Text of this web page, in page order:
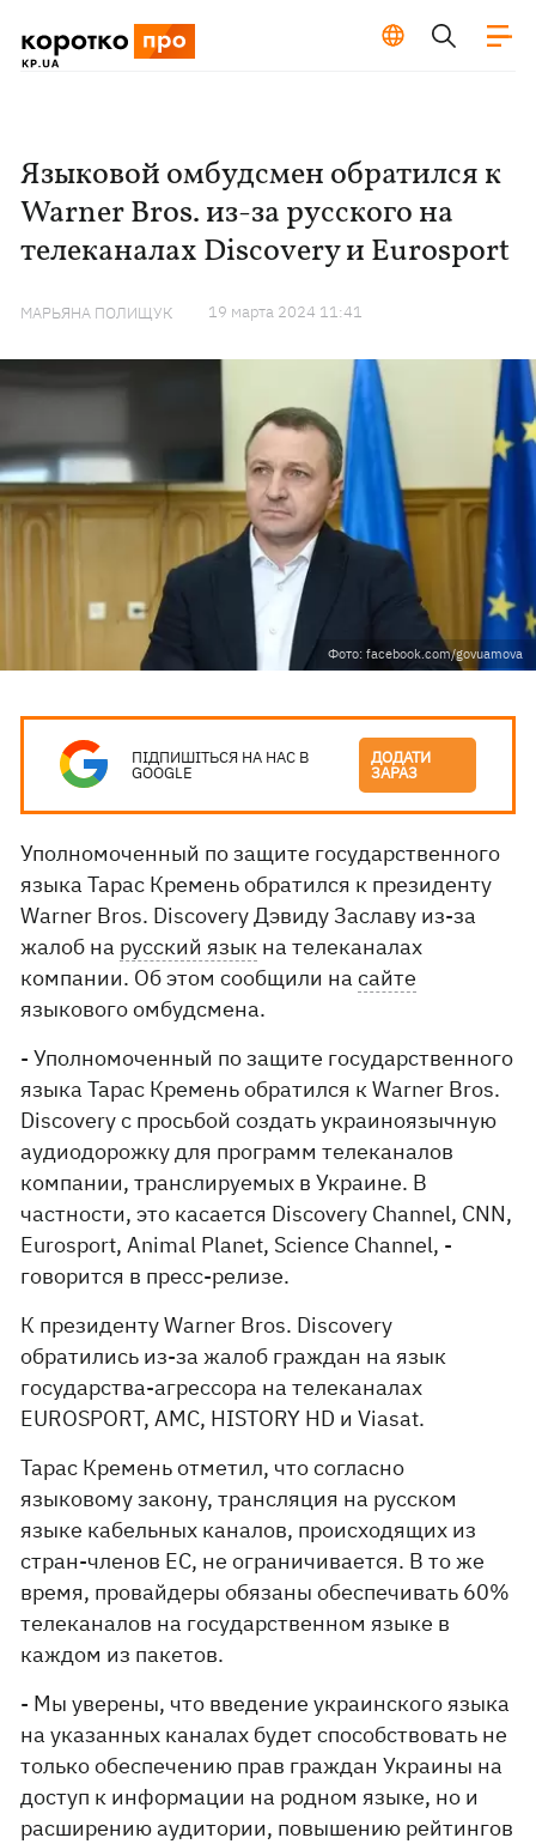
Языковой омбудсмен обратился к
Warner Bros. из-за русского на
телеканалах Discovery и Eurosport
МАРЬЯНА ПОЛИЩУК 19 марта 2024 11:41
Фото: facebook.com/govuamova
ПІДПИШІТЬСЯ НА НАС В
GOOGLE
ДОДАТИ
ЗАРАЗ
Уполномоченный по защите государственного
языка Тарас Кремень обратился к президенту
Warner Bros. Discovery Дэвиду Заславу из-за
жалоб на русский язык на телеканалах
компании. Об этом сообщили насайте
языкового омбудсмена.
- Уполномоченный по защите государственного
языка Тарас Кремень обратился к Warner Bros.
Discovery с просьбой создать украиноязычную
аудиодорожку для программ телеканалов
компании, транслируемых в Украине. В
частности, это касается Discovery Channel, CNN,
Eurosport, Animal Planet, Science Channel, -
говорится в пресс-релизе.
К президенту Warner Bros. Discovery
обратились из-за жалоб граждан на язык
государства-агрессора на телеканалах
EUROSPORT, AMC, HISTORY НD и Viasat.
Тарас Кремень отметил, что согласно
языковому закону, трансляция на русском
языке кабельных каналов, происходящих из
стран-членов ЕС, не ограничивается. В то же
время, провайдеры обязаны обеспечивать 60%
телеканалов на государственном языке в
каждом из пакетов.
- Мы уверены, что введение украинского языка
на указанных каналах будет способствовать не
только обеспечению прав граждан Украины на
доступ к информации на родном языке, но и
расширению аудитории, повышению рейтингов